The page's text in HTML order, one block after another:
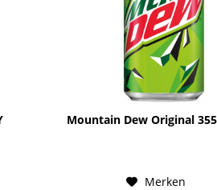
Mountain Dew Original
Merken